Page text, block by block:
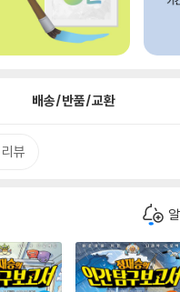
배송/반품/교환
뷰